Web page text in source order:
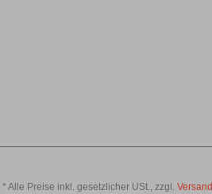
*Alle Preise inkl. gesetzlicher USt., zzgl. Versand